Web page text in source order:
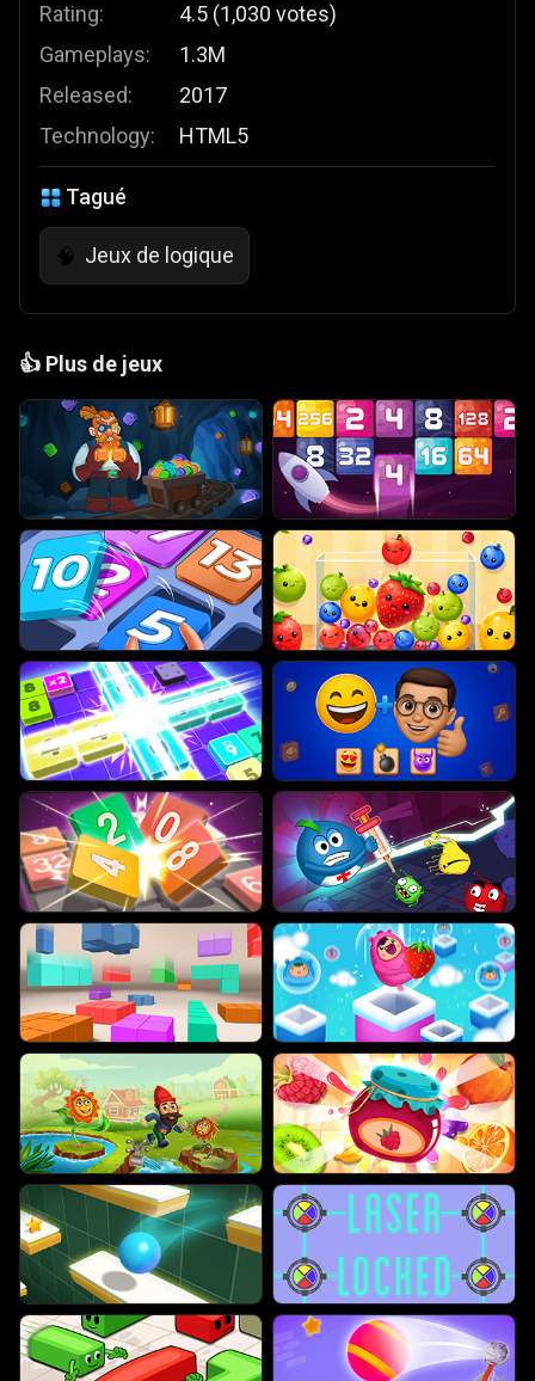
Rating:
Gameplays:
Released:
Technology:
4.5 (1,030 votes)
1.3M
2017
HTML5
Tagué
🧠 Jeux de logique
👍 Plus de jeux